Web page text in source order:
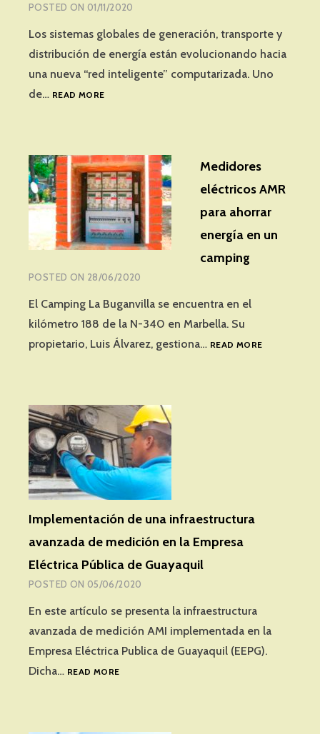
POSTED ON 01/11/2020
Los sistemas globales de generación, transporte y
distribución de energía están evolucionando hacia
una nueva “red inteligente” computarizada. Uno
de… READ MOREEL
UNA
INFRAESTRUCTURA
DE
MEDICIÓN
AVANZADA
AMI
Medidores
eléctricos AMR
para ahorrar
energía en un
camping
POSTED ON 28/06/2020
El Camping La Buganvilla se encuentra en el
kilómetro 188 de la N-340 en Marbella. Su
propietario, Luis Álvarez, gestiona… READ MOREMEDIDORES
Implementación de una infraestructura
avanzada de medición en la Empresa
Eléctrica Pública de Guayaquil
POSTED ON 05/06/2020
En este artículo se presenta la infraestructura
avanzada de medición AMI implementada en la
Empresa Eléctrica Publica de Guayaquil (EEPG).
Dicha… READ MOREIMPLEMENTACIÓN